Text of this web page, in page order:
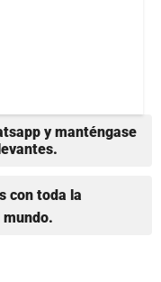
y manténgase
con toda la